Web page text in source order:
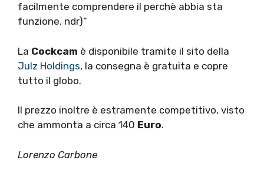
facilmente comprendere il perchè abbia sta
funzione. ndr)”
La Cockcam è disponibile tramite il sito della
Julz Holdings, la consegna è gratuita e copre
tutto il globo.
Il prezzo inoltre è estramente competitivo, visto
che ammonta a circa 140 Euro.
Lorenzo Carbone